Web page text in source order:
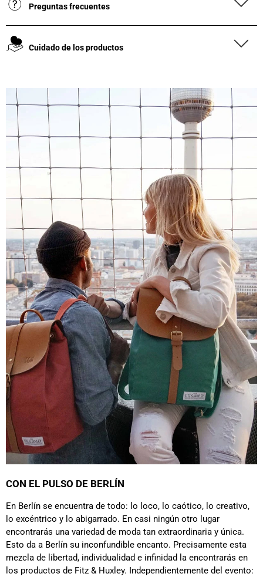
Leer todas las reseñas
Preguntas frecuentes
Cuidado de los productos
CON EL PULSO DE BERLÍN
En Berlín se encuentra de todo: lo loco, lo caótico, lo creativo,
lo excéntrico y lo abigarrado. En casi ningún otro lugar
encontrarás una variedad de moda tan extraordinaria y única.
Esto da a Berlín su inconfundible encanto. Precisamente esta
mezcla de libertad, individualidad e infinidad la encontrarás en
los productos de Fitz & Huxley. Independientemente del evento: